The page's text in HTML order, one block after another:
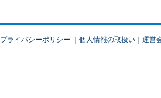
プライバシーポリシー ｜ 個人情報の取扱い ｜ 運営